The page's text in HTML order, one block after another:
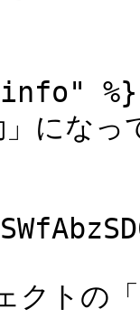
%}
」にな
トの